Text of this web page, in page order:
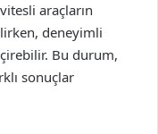
araçların
deneyimli
Bu durum,
sonuçlar